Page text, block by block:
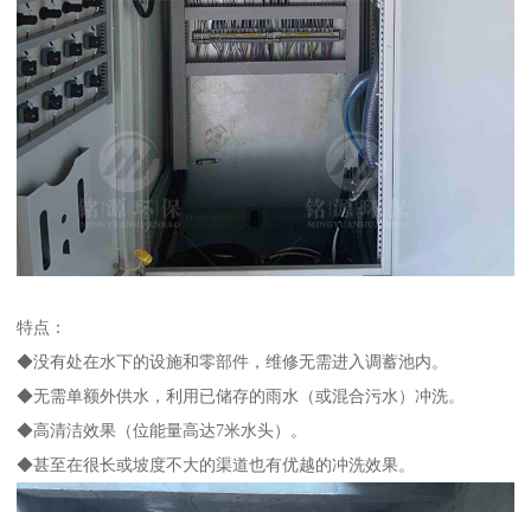
特点：
◆没有处在水下的设施和零部件，维修无需进入调蓄池内。
◆无需单额外供水，利用已储存的雨水（或混合污水）冲洗。
◆高清洁效果（位能量高达7米水头）。
◆甚至在很长或坡度不大的渠道也有优越的冲洗效果。